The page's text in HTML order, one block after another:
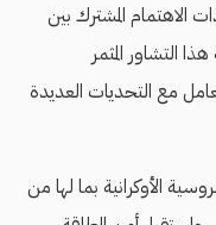
الاهتمام المشترك بين
التشاور المثمر
مع التحديات العديدة
الأوكرانية بما لها من